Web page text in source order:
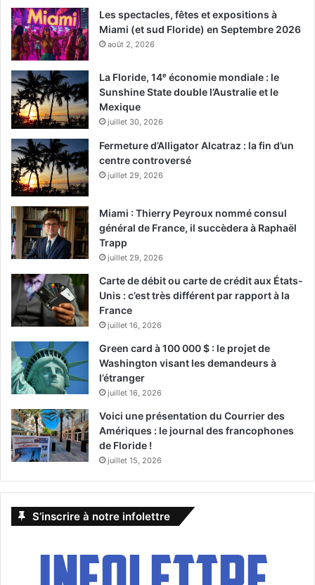
L’obsession d’un homme pour sa veste en cuir de daim lui
fait perdre ses économies et se tourner vers le crime.
Un film français (sorti sous le titre Le Daim ») de Quentin
Dupieux avec Jean Dujardin, Adèle Haenel
https://youtu.be/PFEJ1vWli4g
Le 27 mars :
Mulan
Une jeune fille chinoise se déguise en guerrière pour
sauver son père. Un long métrage Disney justement basé
sur la version du «Mulan» de Disney.
Les spectacles, fêtes et expositions à
Miami (et sud Floride) en Septembre 2026
août 2, 2026
La Floride, 14ᵉ économie mondiale : le
Sunshine State double l’Australie et le
Mexique
juillet 30, 2026
Fermeture d’Alligator Alcatraz : la fin d’un
centre controversé
juillet 29, 2026
Miami : Thierry Peyroux nommé consul
général de France, il succèdera à Raphaël
Trapp
juillet 29, 2026
Carte de débit ou carte de crédit aux États-
Unis : c’est très différent par rapport à la
France
juillet 16, 2026
Green card à 100 000 $ : le projet de
Washington visant les demandeurs à
l’étranger
juillet 16, 2026
Voici une présentation du Courrier des
Amériques : le journal des francophones
de Floride !
juillet 15, 2026
S’inscrire à notre infolettre